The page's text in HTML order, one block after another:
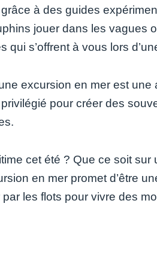
à des guides
jouer dans les vagues
s’offrent à vous lors
excursion en mer est
pour créer des
cet été ? Que ce soit sur
en mer promet d’être
les flots pour vivre des